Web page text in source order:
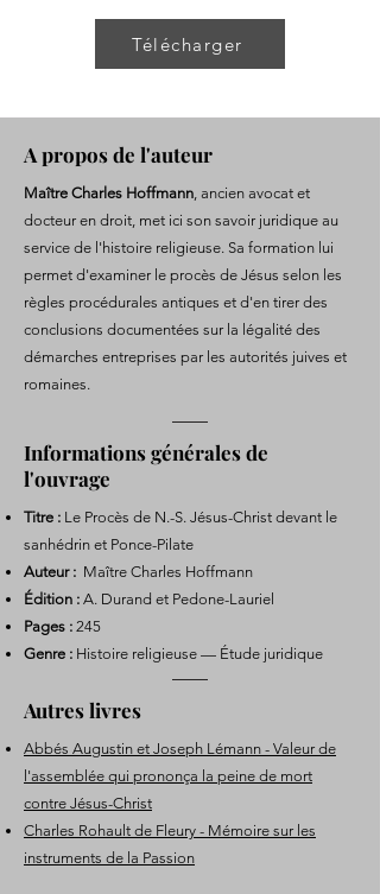
Télécharger
A propos de l'auteur
Maître Charles Hoffmann, ancien avocat et
docteur en droit, met ici son savoir juridique au
service de l'histoire religieuse. Sa formation lui
permet d'examiner le procès de Jésus selon les
règles procédurales antiques et d'en tirer des
conclusions documentées sur la légalité des
démarches entreprises par les autorités juives et
romaines.
Informations générales de
l'ouvrage
Titre : Le Procès de N.-S. Jésus-Christ devant le
sanhédrin et Ponce-Pilate
Auteur : Maître Charles Hoffmann
Édition : A. Durand et Pedone-Lauriel
Pages : 245
Genre : Histoire religieuse — Étude juridique
Autres livres
Abbés Augustin et Joseph Lémann - Valeur de
l'assemblée qui prononça la peine de mort
contre Jésus-Christ
Charles Rohault de Fleury - Mémoire sur les
instruments de la Passion